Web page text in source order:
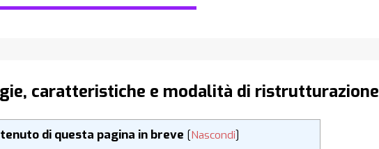
caratteristiche e modalità di ristrutturazione
di questa pagina in breve [Nascondi]